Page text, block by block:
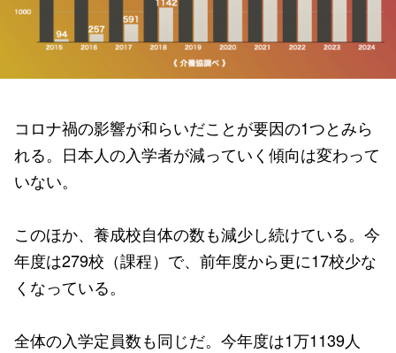
コロナ禍の影響が和らいだことが要因の1つとみら
れる。日本人の入学者が減っていく傾向は変わって
いない。
このほか、養成校自体の数も減少し続けている。今
年度は279校（課程）で、前年度から更に17校少な
くなっている。
全体の入学定員数も同じだ。今年度は1万1139人